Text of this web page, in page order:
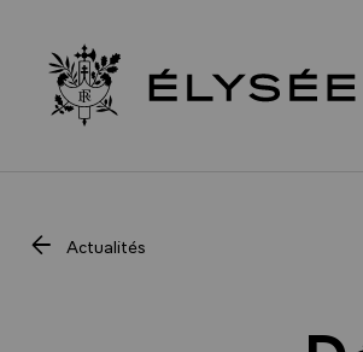
Retour à l’accueil Élysée
Actualités